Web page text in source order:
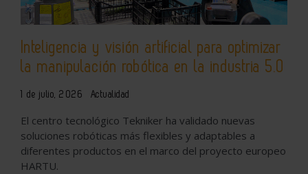
Inteligencia y visión artificial para optimizar
la manipulación robótica en la industria 5.0
1 de julio, 2026 Actualidad
El centro tecnológico Tekniker ha validado nuevas
soluciones robóticas más flexibles y adaptables a
diferentes productos en el marco del proyecto europeo
HARTU.